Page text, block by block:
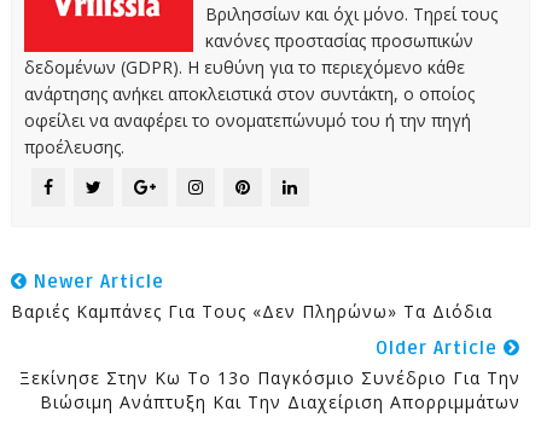
Βριλησσίων και όχι μόνο. Τηρεί τους
κανόνες προστασίας προσωπικών
δεδομένων (GDPR). Η ευθύνη για το περιεχόμενο κάθε
ανάρτησης ανήκει αποκλειστικά στον συντάκτη, ο οποίος
οφείλει να αναφέρει το ονοματεπώνυμό του ή την πηγή
προέλευσης.
Newer Article
Βαριές Καμπάνες Για Τους «δεν Πληρώνω» Τα Διόδια
Older Article
Ξεκίνησε Στην Κω Το 13ο Παγκόσμιο Συνέδριο Για Την
Βιώσιμη Ανάπτυξη Και Την Διαχείριση Απορριμμάτων